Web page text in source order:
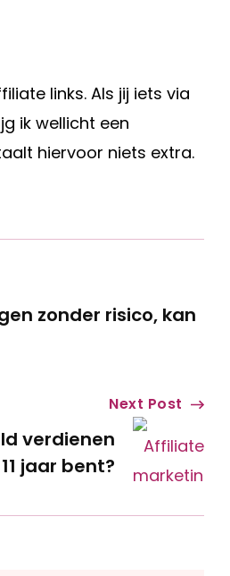
links. Als jij iets via
ik wellicht een
hiervoor niets extra.
zonder risico, kan
Next Post
verdienen
jaar bent?